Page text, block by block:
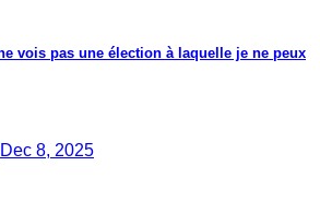
vois pas une élection à laquelle je ne peux
Dec 8, 2025